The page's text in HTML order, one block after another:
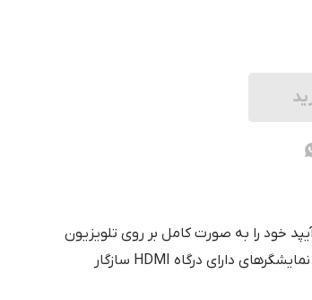
خود را به صورت کامل بر روی تلویزیون
و یا ویدیو پروجکتورها به نمایش دهید.این تبدیل با تمامی نمایشگرهای دارای درگاه HDMI سازگار